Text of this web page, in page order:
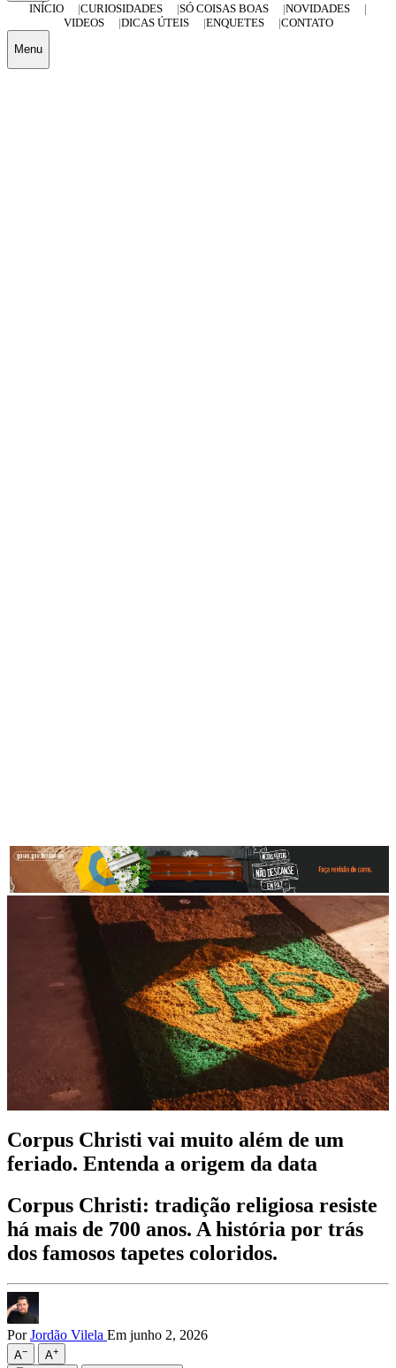
INÍCIO
CURIOSIDADES SÓ COISAS BOAS
NOVIDADES
VIDEOS
DICAS ÚTEIS ENQUETES CONTATO
Menu
Corpus Christi vai muito além de um
feriado. Entenda a origem da data
Corpus Christi: tradição religiosa resiste
há mais de 700 anos. A história por trás
dos famosos tapetes coloridos.
PorJordão Vilela Em junho 2, 2026
A− A+